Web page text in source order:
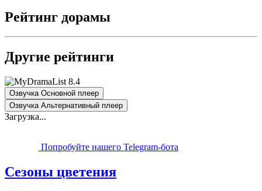
Рейтинг дорамы
Другие рейтинги
8.4
Озвучка Основной плеер
Озвучка Альтернативный плеер
Загрузка...
Попробуйте нашего Telegram-бота
Сезоны цветения